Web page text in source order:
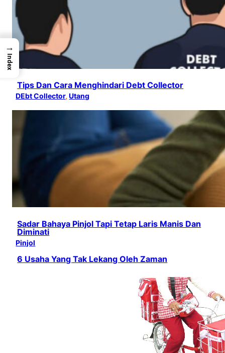
Tips Dan Cara Menghindari Debt Collector
DEbt Collector, Utang
Sadar Bahaya Pinjol Tapi Tetap Laris Manis Dan
Diminati
Pinjol
6 Usaha Yang Tak Lekang Oleh Zaman
→
Index